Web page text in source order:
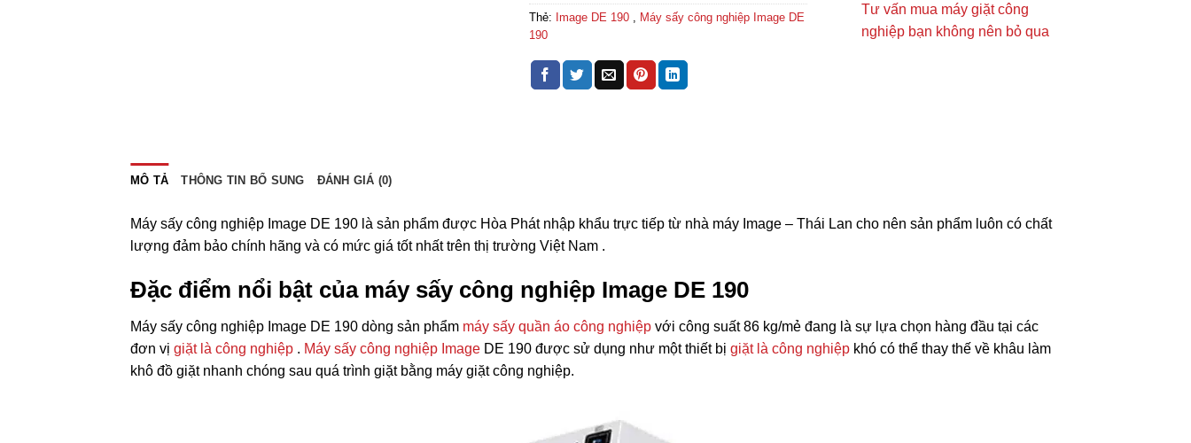
Thẻ: Image DE 190
Máy sấy công nghiệp Image DE
190
Tư vấn mua máy giặt công
nghiệp bạn không nên bỏ qua
MÔ TẢ THÔNG TIN BỔ SUNG ĐÁNH GIÁ (0)
Máy sấy công nghiệp Image DE 190 là sản phẩm được Hòa Phát nhập khẩu trực tiếp từ nhà máy Image – Thái Lan cho nên sản phẩm luôn có chất
lượng đảm bảo chính hãng và có mức giá tốt nhất trên thị trường Việt Nam .
Đặc điểm nổi bật của máy sấy công nghiệp Image DE 190
Máy sấy công nghiệp Image DE 190 dòng sản phẩm máy sấy quần áo công nghiệp với công suất 86 kg/mẻ đang là sự lựa chọn hàng đầu tại các
đơn vị giặt là công nghiệp . Máy sấy công nghiệp Image DE 190 được sử dụng như một thiết bị giặt là công nghiệp khó có thể thay thế về khâu làm
khô đồ giặt nhanh chóng sau quá trình giặt bằng máy giặt công nghiệp.